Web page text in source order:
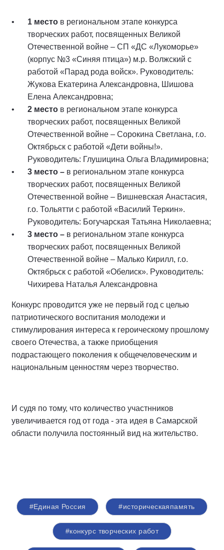
1 место в региональном этапе конкурса
творческих работ, посвященных Великой
Отечественной войне – СП «ДС «Лукоморье»
(корпус №3 «Синяя птица») м.р. Волжский с
работой «Парад рода войск». Руководитель:
Жукова Екатерина Александровна, Шишова
Елена Александровна;
2 место в региональном этапе конкурса
творческих работ, посвященных Великой
Отечественной войне – Сорокина Светлана, г.о.
Октябрьск с работой «Дети войны!».
Руководитель: Глушицина Ольга Владимировна;
3 место – в региональном этапе конкурса
творческих работ, посвященных Великой
Отечественной войне – Вишневская Анастасия,
г.о. Тольятти с работой «Василий Теркин».
Руководитель: Богучарская Татьяна Николаевна;
3 место – в региональном этапе конкурса
творческих работ, посвященных Великой
Отечественной войне – Малько Кирилл, г.о.
Октябрьск с работой «Обелиск». Руководитель:
Чихирева Наталья Александровна
Конкурс проводится уже не первый год с целью
патриотического воспитания молодежи и
стимулирования интереса к героическому прошлому
своего Отечества, а также приобщения
подрастающего поколения к общечеловеческим и
национальным ценностям через творчество.
И судя по тому, что количество участнников
увеличивается год от года - эта идея в Самарской
области получила постоянный вид на жительство.
#Единая Россия #историческаяпамять
#конкурс творческих работ